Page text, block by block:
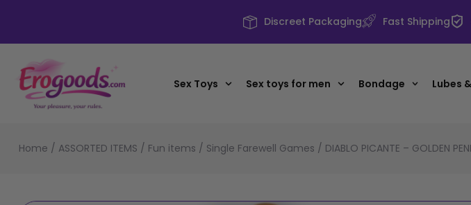
Discreet Packaging Fast Shipping
Sex Toys Sex toys for men Bondage Lubes
Home / ASSORTED ITEMS / Fun items / Single Farewell Games / DIABLO PICANTE – GOLDEN